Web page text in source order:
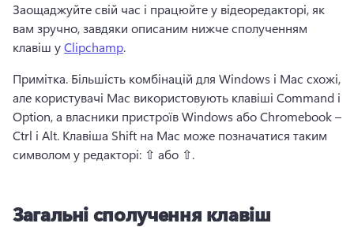
Заощаджуйте свій час і працюйте у відеоредакторі, як
вам зручно, завдяки описаним нижче сполученням
клавіш у Clipchamp.
Примітка. Більшість комбінацій для Windows і Mac схожі,
але користувачі Mac використовують клавіші Command і
Option, а власники пристроїв Windows або Chromebook –
Ctrl і Alt. Клавіша Shift на Mac може позначатися таким
символом у редакторі: ⇧ або ⇧.
Загальні сполучення клавіш